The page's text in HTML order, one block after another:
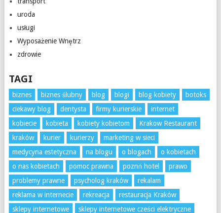
uroda
usługi
Wyposażenie Wnętrz
zdrowie
TAGI
biznes biznes ślubny blog blogi blog kobiety
botoks
ciekawy blog
dentysta firmy kurierskie
internet
kobiecie
kobieta kobiety kobietom
Krakow Restaurant
kraków
kurier kurierzy
marketing w sieci
medycyna estetyczna
na blogu o blogach
o kobietach
o nas kobietach
pomoc prawna poznń hotel
prawo
problemy prawne
psycholog kraków
rekalam
reklama w internecie
rekreacja
restauracja Kraków
sklepy internetowe
sklepy internetowe cześci elektryczne